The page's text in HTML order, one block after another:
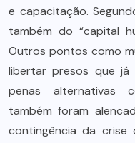
e capacitação.
também do “capital
Outros pontos como
libertar presos que já
penas alternativas
também foram
contingência da